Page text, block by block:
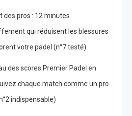
des pros : 12 minutes
qui réduisent les blessures
votre padel (n°7 testé)
des scores Premier Padel en
chaque match comme un pro
indispensable)